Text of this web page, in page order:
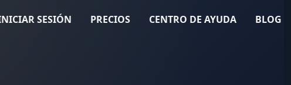
SESIÓN PRECIOS CENTRO DE AYUDA BLOG